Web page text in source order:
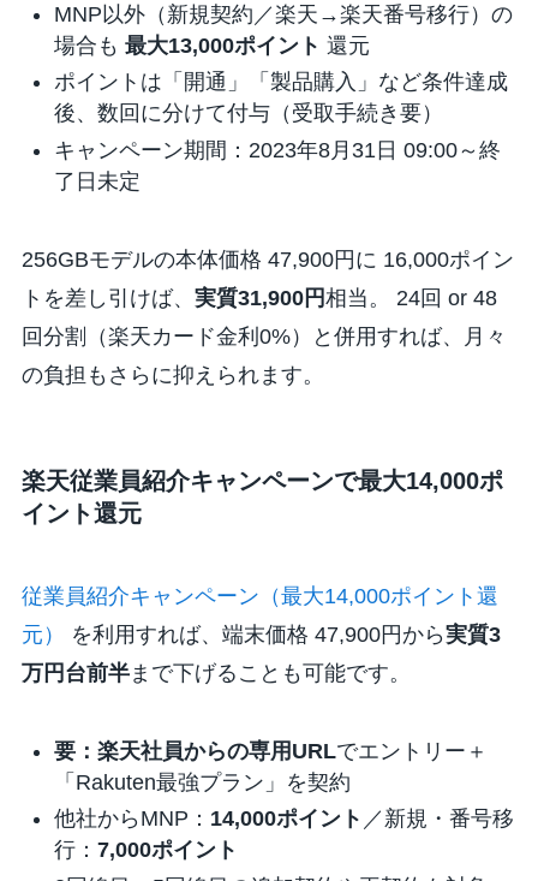
MNP以外（新規契約／楽天→楽天番号移行）の
場合も 最大13,000ポイント 還元
ポイントは「開通」「製品購入」など条件達成
後、数回に分けて付与（受取手続き要）
キャンペーン期間：2023年8月31日 09:00～終
了日未定
256GBモデルの本体価格 47,900円に 16,000ポイン
トを差し引けば、 実質31,900円相当。 24回 or 48
回分割（楽天カード金利0%）と併用すれば、月々
の負担もさらに抑えられます。
楽天従業員紹介キャンペーンで最大14,000ポ
イント還元
従業員紹介キャンペーン（最大14,000ポイント還
元）
を利用すれば、端末価格 47,900円から実質3
万円台前半まで下げることも可能です。
要：楽天社員からの専用URLでエントリー＋
「Rakuten最強プラン」を契約
他社からMNP： 14,000ポイント ／新規・番号移
行： 7,000ポイント